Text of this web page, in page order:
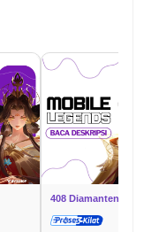
408 Diamanten